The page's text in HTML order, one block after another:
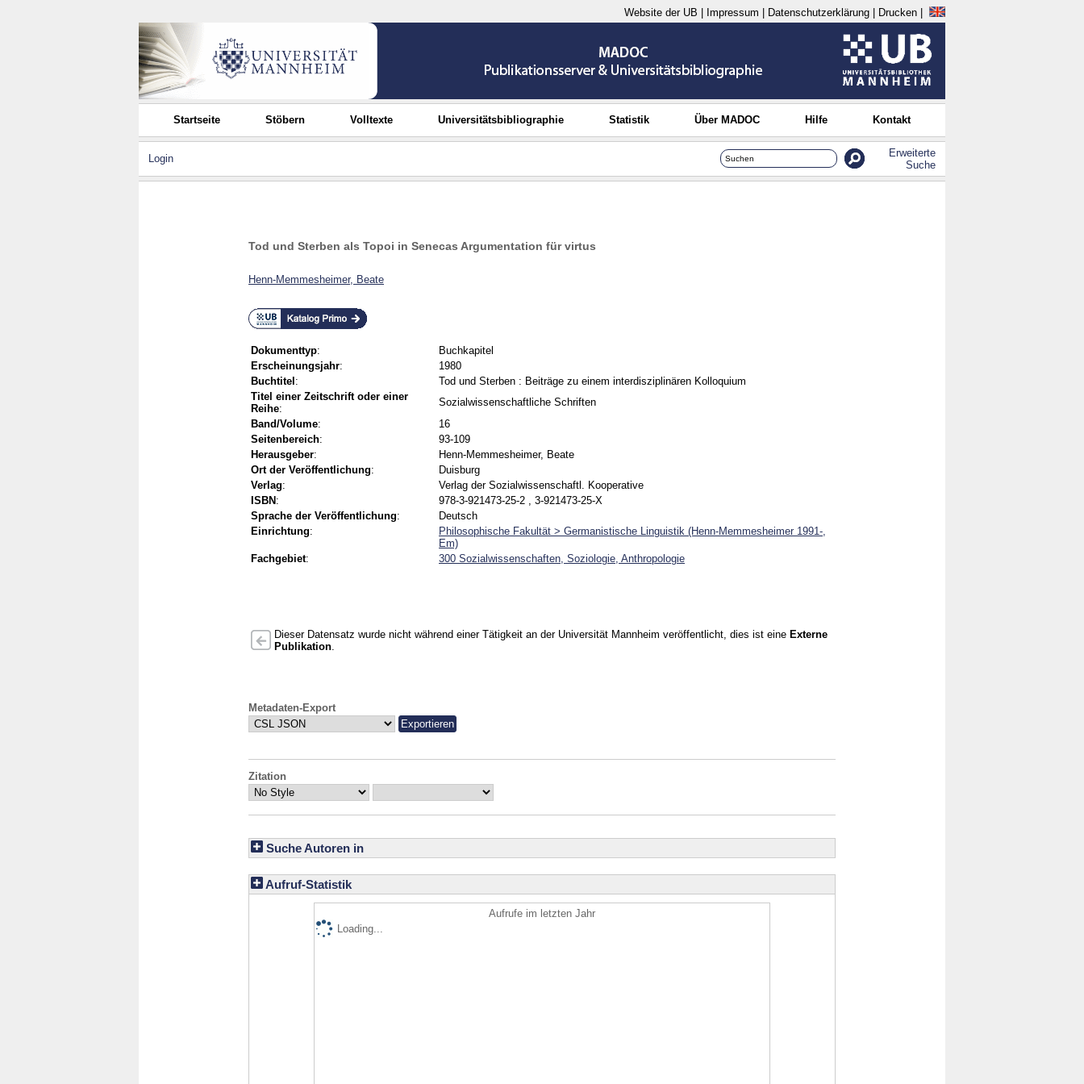
Website der UB Impressum Datenschutzerklärung Drucken
Startseite Stöbern Volltexte Universitätsbibliographie Statistik Über MADOC Hilfe Kontakt
Login
Erweiterte
Suche
Tod und Sterben als Topoi in Senecas Argumentation für virtus
Henn-Memmesheimer, Beate
Dokumenttyp:
Buchkapitel
Erscheinungsjahr:
1980
Buchtitel :
Tod und Sterben : Beiträge zu einem interdisziplinären Kolloquium
Titel einer Zeitschrift oder einer
Reihe:
Sozialwissenschaftliche Schriften
Band/Volume:
16
Seitenbereich:
93-109
Herausgeber:
Henn-Memmesheimer, Beate
Ort der Veröffentlichung:
Duisburg
Verlag:
Verlag der Sozialwissenschaftl. Kooperative
ISBN :
978-3-921473-25-2 , 3-921473-25-X
Sprache der Veröffentlichung:
Deutsch
Einrichtung:
Philosophische Fakultät > Germanistische Linguistik (Henn-Memmesheimer 1991-,
Em)
Fachgebiet: 300 Sozialwissenschaften, Soziologie, Anthropologie
Dieser Datensatz wurde nicht während einer Tätigkeit an der Universität Mannheim veröffentlicht, dies ist eine Externe
Publikation
Metadaten-Export
Zitation
Suche Autoren in
Aufruf-Statistik
Aufrufe im letzten Jahr
Loading...